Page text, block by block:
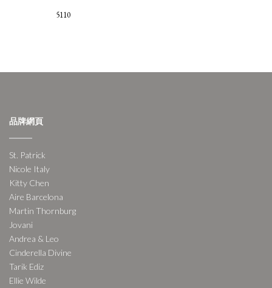
5110
品牌網頁
St. Patrick
Nicole Italy
Kitty Chen
Aire Barcelona
Martin Thornburg
Jovani
Andrea & Leo
Cinderella Divine
Tarik Ediz
Ellie Wilde